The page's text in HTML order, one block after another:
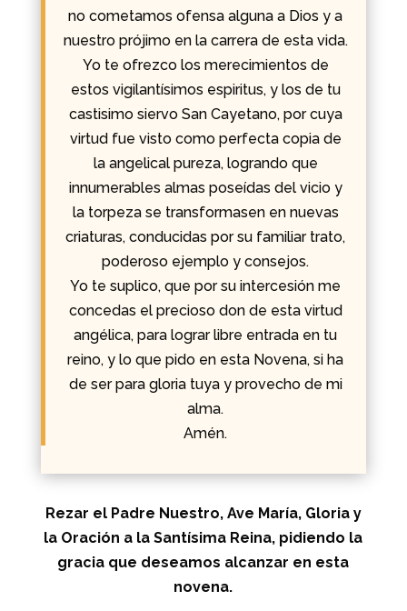
no cometamos ofensa alguna a Dios y a
nuestro prójimo en la carrera de esta vida.
Yo te ofrezco los merecimientos de
estos vigilantísimos espiritus, y los de tu
castisimo siervo San Cayetano, por cuya
virtud fue visto como perfecta copia de
la angelical pureza, logrando que
innumerables almas poseídas del vicio y
la torpeza se transformasen en nuevas
criaturas, conducidas por su familiar trato,
poderoso ejemplo y consejos.
Yo te suplico, que por su intercesión me
concedas el precioso don de esta virtud
angélica, para lograr libre entrada en tu
reino, y lo que pido en esta Novena, si ha
de ser para gloria tuya y provecho de mi
alma.
Amén.
Rezar el Padre Nuestro, Ave María, Gloria y
la Oración a la Santísima Reina, pidiendo la
gracia que deseamos alcanzar en esta
novena.